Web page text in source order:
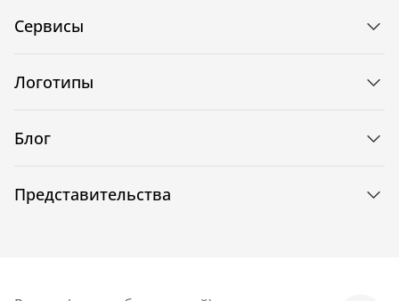
Сервисы
Логотипы
Блог
Представительства